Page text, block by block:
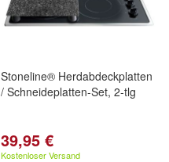
Stoneline® Herdabdeckplatten
/ Schneideplatten-Set, 2-tlg
39,95 €
Kostenloser Versand